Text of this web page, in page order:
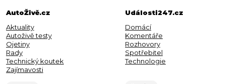
AutoŽivě.cz
Aktuality
Autoživě testy
Ojetiny
Rady
Technický koutek
Zajímavosti
Události247.cz
Domácí
Komentáře
Rozhovory
Spotřebitel
Technologie